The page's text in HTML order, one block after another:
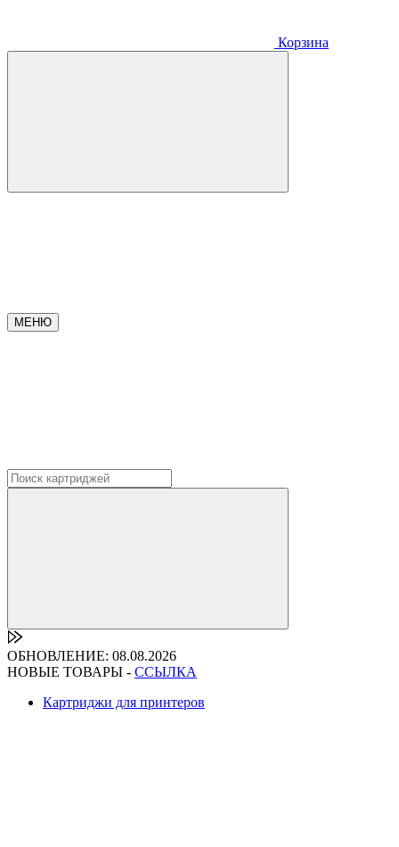
Корзина
МЕНЮ
ОБНОВЛЕНИЕ: 08.08.2026
НОВЫЕ ТОВАРЫ - ССЫЛКА
Картриджи для принтеров